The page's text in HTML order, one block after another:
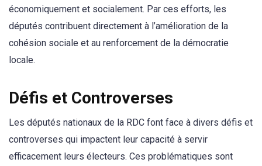
économiquement et socialement. Par ces efforts, les
députés contribuent directement à l’amélioration de la
cohésion sociale et au renforcement de la démocratie
locale.
Défis et Controverses
Les députés nationaux de la RDC font face à divers défis et
controverses qui impactent leur capacité à servir
efficacement leurs électeurs. Ces problématiques sont